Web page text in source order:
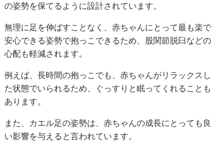
の姿勢を保てるように設計されています。
無理に足を伸ばすことなく、赤ちゃんにとって最も楽で
安心できる姿勢で抱っこできるため、股関節脱臼などの
心配も軽減されます。
例えば、長時間の抱っこでも、赤ちゃんがリラックスし
た状態でいられるため、ぐっすりと眠ってくれることも
あります。
また、カエル足の姿勢は、赤ちゃんの成長にとっても良
い影響を与えると言われています。